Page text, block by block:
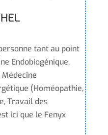
tant au point
Endobiogénique,
(Homéopathie,
Travail des
ici que le Fenyx